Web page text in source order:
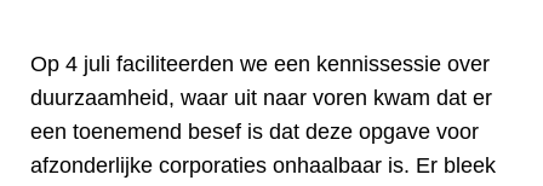
Op 4 juli faciliteerden we een kennissessie over
duurzaamheid, waar uit naar voren kwam dat er
een toenemend besef is dat deze opgave voor
afzonderlijke corporaties onhaalbaar is. Er bleek